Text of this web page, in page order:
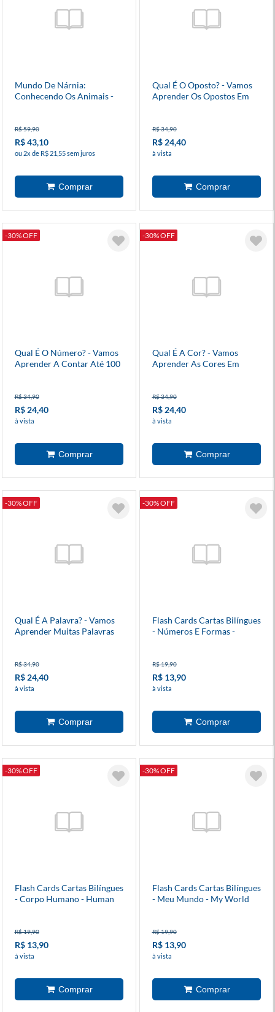
Mundo De Nárnia:
Conhecendo Os Animais -
R$ 59,90
R$ 43,10
ou 2x de R$ 21,55 sem juros
Qual É O Oposto? - Vamos
Aprender Os Opostos Em
R$ 34,90
R$ 24,40
à vista
-30% OFF
Qual É O Número? - Vamos
Aprender A Contar Até 100
R$ 34,90
R$ 24,40
à vista
-30% OFF
Qual É A Cor? - Vamos
Aprender As Cores Em
R$ 34,90
R$ 24,40
à vista
-30% OFF
Qual É A Palavra? - Vamos
Aprender Muitas Palavras
R$ 34,90
R$ 24,40
à vista
-30% OFF
Flash Cards Cartas Bilíngues
- Números E Formas -
R$ 19,90
R$ 13,90
à vista
-30% OFF
Flash Cards Cartas Bilíngues
- Corpo Humano - Human
R$ 19,90
R$ 13,90
à vista
-30% OFF
Flash Cards Cartas Bilíngues
- Meu Mundo - My World
R$ 19,90
R$ 13,90
à vista